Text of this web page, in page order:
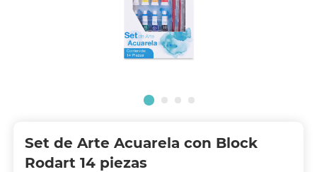
Set de Arte Acuarela con Block
Rodart 14 piezas